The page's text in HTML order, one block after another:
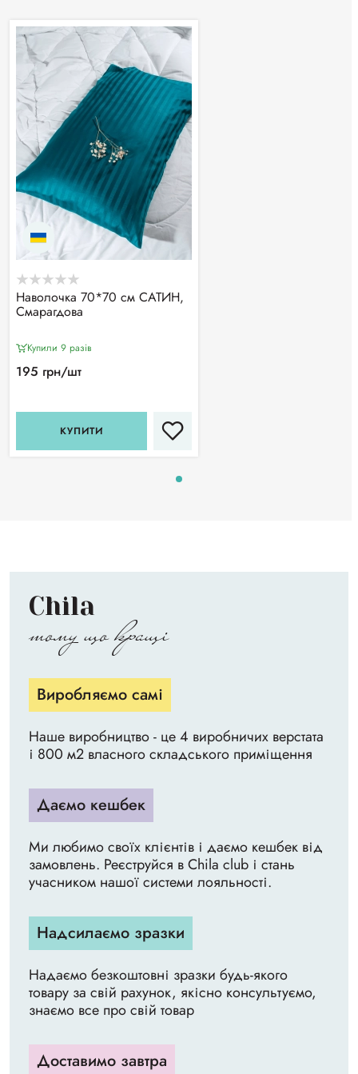
Наволочка 70*70 см САТИН,
Смарагдова
Купили 9 разiв
195 грн/шт
КУПИТИ
Chila
тому що кращі
Виробляємо самі
Наше виробництво - це 4 виробничих верстата
і 800 м2 власного складського приміщення
Даємо кешбек
Ми любимо своїх клієнтів і даємо кешбек від
замовлень. Реєструйся в Chila club і стань
учасником нашої системи лояльності.
Надсилаємо зразки
Надаємо безкоштовні зразки будь-якого
товару за свій рахунок, якісно консультуємо,
знаємо все про свій товар
Доставимо завтра